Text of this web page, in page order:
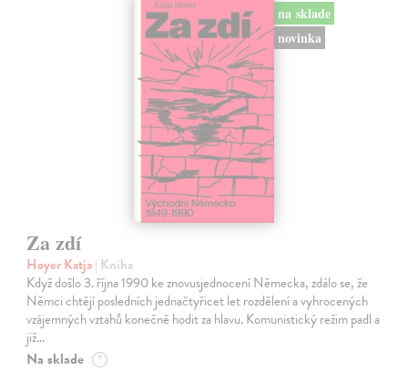
na sklade
novinka
Za zdí
Hoyer Katja| Kniha
Když došlo 3. října 1990 ke znovusjednocení Německa, zdálo se, že
Němci chtějí posledních jednačtyřicet let rozdělení a vyhrocených
vzájemných vztahů konečně hodit za hlavu. Komunistický režim padl a
již…
Na sklade ?